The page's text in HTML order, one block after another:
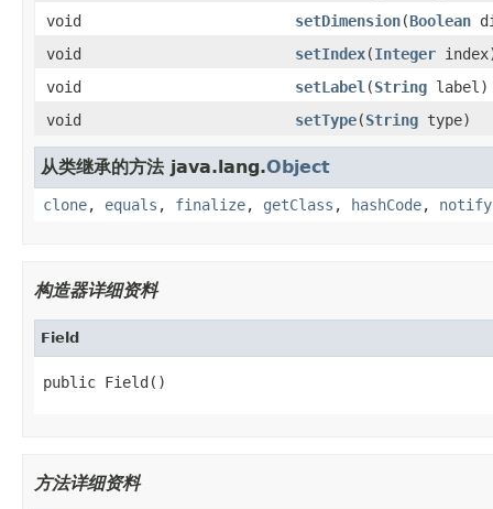
void
setDimension(Boolean
void
setIndex(Integer
void
setLabel (String label)
void
setType(String type)
从类继承的方法 java.lang.Object
clone, equals , finalize, getClass , hashCode, notify
构造器详细资料
Field
public Field()
方法详细资料